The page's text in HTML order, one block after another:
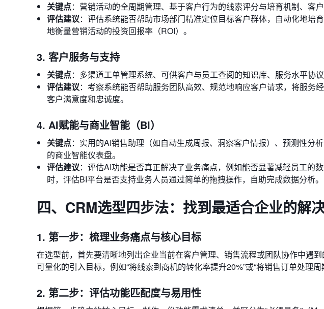
关键点：营销活动的全周期管理、基于客户行为的线索评分与培育机制、客
评估建议：评估系统能否帮助市场部门精准定位目标客户群体，自动化地培
地衡量营销活动的投资回报率（ROI）。
3. 客户服务与支持
关键点：多渠道工单管理系统、可供客户与员工查阅的知识库、服务水平协
评估建议：考察系统能否帮助服务团队高效、规范地响应客户请求，将服务
客户满意度和忠诚度。
4. AI赋能与商业智能（BI）
关键点：实用的AI销售助理（如自动生成周报、洞察客户情报）、预测性分
的商业智能仪表盘。
评估建议：评估AI功能是否真正解决了业务痛点，例如能否显著减轻员工的
时，评估BI平台是否支持业务人员通过简单的拖拽操作，自助完成数据分析。
四、CRM选型四步法：找到最适合企业的解
1. 第一步：梳理业务痛点与核心目标
在选型前，首先要清晰地列出企业当前在客户管理、销售流程或团队协作中遇
可量化的引入目标，例如“将线索到商机的转化率提升20%”或“将销售订单处理周
2. 第二步：评估功能匹配度与易用性